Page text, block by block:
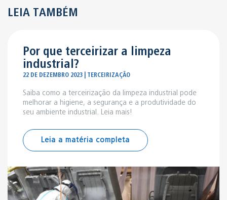
LEIA TAMBÉM
Por que terceirizar a limpeza
industrial?
22 DE DEZEMBRO 2023 | TERCEIRIZAÇÃO
Saiba como a terceirização da limpeza industrial pode
melhorar a higiene, a segurança e a produtividade do
seu ambiente industrial. Leia mais!
Leia a matéria completa